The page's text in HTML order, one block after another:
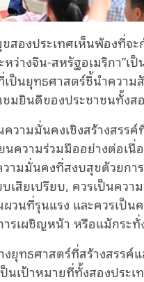
สองประเทศเห็นพ้องที่จ
ว่างจีน-สหรัฐอเมริกา”
เป็นยุทธศาสตร์ชี้นำควา
มยินดีของประชาชนทั้งส
วามมั่นคงเชิงสร้างสร
นความร่วมมืออย่างต่อเ
วามมั่นคงที่สงบสุขด้วยก
เสียเปรียบ, ควรเป็นคว
ผวนที่รุนแรง และควรเป็
รเผชิญหน้า หรือแม้กระทั่
ยุทธศาสตร์ที่สร้างสรรค์
นเป้าหมายที่ทั้งสองปร